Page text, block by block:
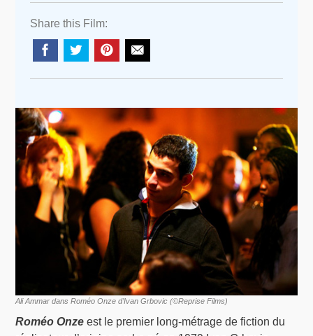
Share this Film:
Ali Ammar dans Roméo Onze d’Ivan Grbovic (©Reprise Films)
Roméo Onze est le premier long-métrage de fiction du